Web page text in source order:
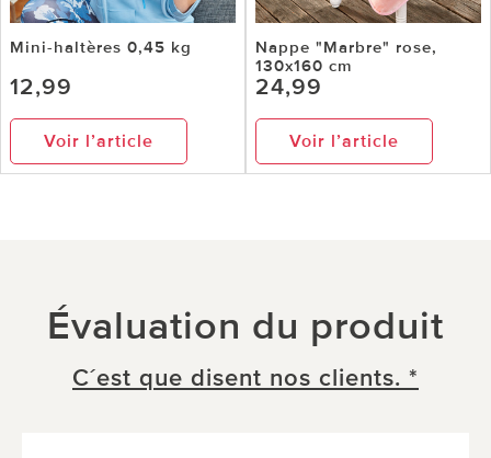
Mini-haltères 0,45 kg
12,99
Voir l’article
Nappe "Marbre" rose,
130x160 cm
24,99
Voir l’article
Évaluation du produit
C´est que disent nos clients. *